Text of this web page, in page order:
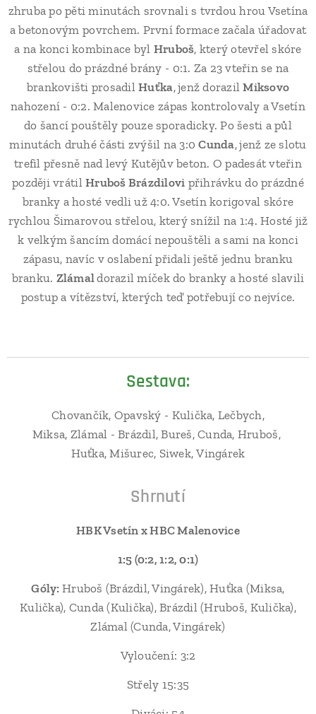
zhruba po pěti minutách srovnali s tvrdou hrou Vsetína
a betonovým povrchem. První formace začala úřadovat
a na konci kombinace byl Hruboš, který otevřel skóre
střelou do prázdné brány - 0:1. Za 23 vteřin se na
brankovišti prosadilHuťka,jenž dorazilMiksovo
nahození - 0:2. Malenovice zápas kontrolovaly a Vsetín
do šancí pouštěly pouze sporadicky. Po šesti a půl
minutách druhé části zvýšil na 3:0Cunda,jenž ze slotu
trefil přesně nad levý Kutějův beton. O padesát vteřin
později vrátilHruboš Brázdilovi přihrávku do prázdné
branky a hosté vedli už 4:0. Vsetín korigoval skóre
rychlou Šimarovou střelou, který snížil na 1:4. Hosté již
k velkým šancím domácí nepouštěli a sami na konci
zápasu, navíc v oslabení přidali ještě jednu branku
branku. Zlámaldorazil míček do branky a hosté slavili
postup a vítězství, kterých teď potřebují co nejvíce.
Sestava:
Chovančík, Opavský - Kulička, Lečbych,
Miksa, Zlámal - Brázdil, Bureš, Cunda, Hruboš,
Huťka, Mišurec, Siwek, Vingárek
Shrnutí
HBK Vsetín x HBC Malenovice
1:5 (0:2, 1:2, 0:1)
Góly: Hruboš (Brázdil, Vingárek), Huťka (Miksa,
Kulička), Cunda (Kulička), Brázdil (Hruboš, Kulička),
Zlámal (Cunda, Vingárek)
Vyloučení: 3:2
Střely 15:35